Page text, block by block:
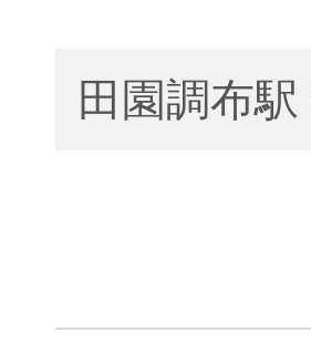
田園調布